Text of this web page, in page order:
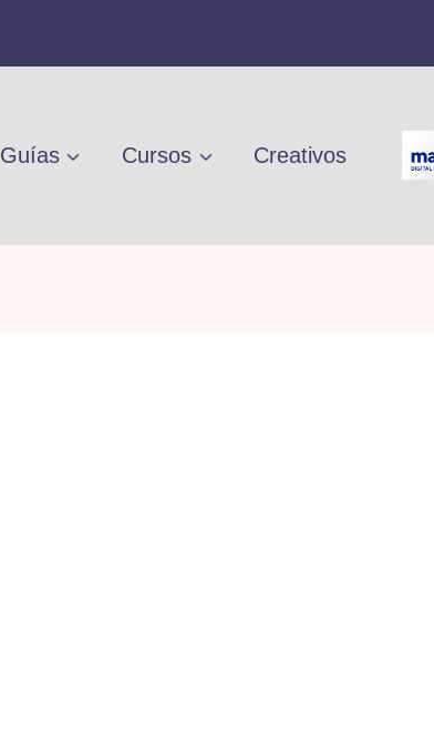
Guías Cursos Creativos